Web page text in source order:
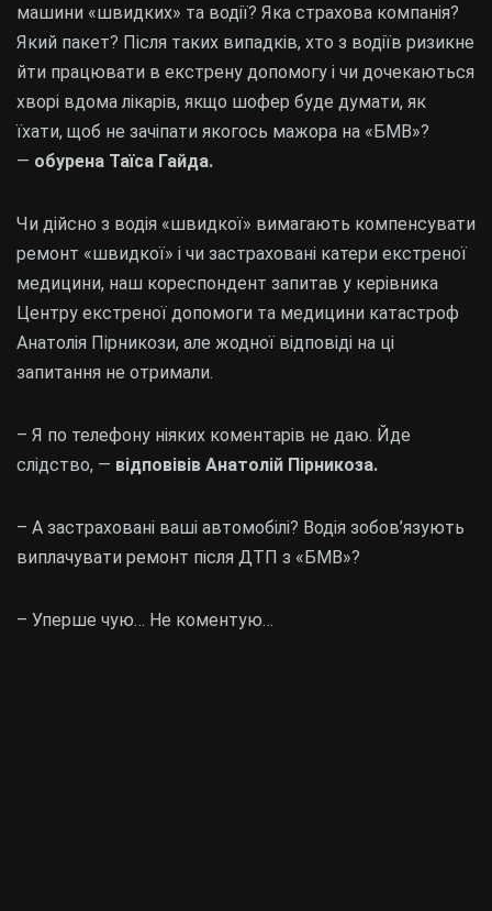
машини «швидких» та водії? Яка страхова компанія?
Який пакет? Після таких випадків, хто з водіїв ризикне
йти працювати в екстрену допомогу і чи дочекаються
хворі вдома лікарів, якщо шофер буде думати, як
їхати, щоб не зачіпати якогось мажора на «БМВ»?
— обурена Таїса Гайда.
Чи дійсно з водія «швидкої» вимагають компенсувати
ремонт «швидкої» і чи застраховані катери екстреної
медицини, наш кореспондент запитав у керівника
Центру екстреної допомоги та медицини катастроф
Анатолія Пірникози, але жодної відповіді на ці
запитання не отримали.
– Я по телефону ніяких коментарів не даю. Йде
слідство, — відповівів Анатолій Пірникоза.
– А застраховані ваші автомобілі? Водія зобов’язують
виплачувати ремонт після ДТП з «БМВ»?
– Уперше чую… Не коментую…